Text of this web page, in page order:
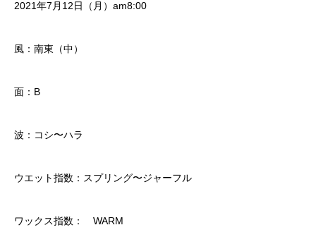
2021年7月12日（月）am8:00
風：南東（中）
面：B
波：コシ〜ハラ
ウエット指数：スプリング〜ジャーフル
ワックス指数： WARM